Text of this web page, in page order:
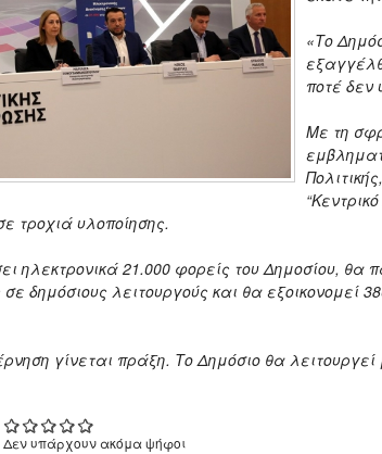
«Το
ποτέ δεν
Με τη
τροχιά υλοποίησης.
ηλεκτρονικά 21.000 φορείς του Δημοσίου,
δημόσιους λειτουργούς και θα εξοικονομεί
γίνεται πράξη. Το Δημόσιο θα
Δεν υπάρχουν ακόμα ψήφοι